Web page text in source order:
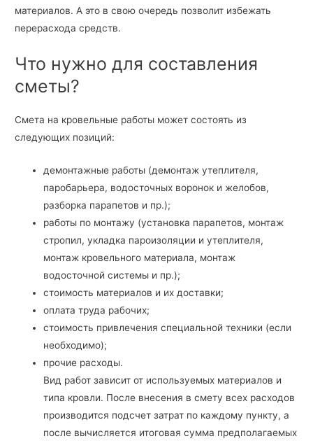
материалов. А это в свою очередь позволит избежать
перерасхода средств.
Что нужно для составления
сметы?
Смета на кровельные работы может состоять из
следующих позиций:
демонтажные работы (демонтаж утеплителя,
паробарьера, водосточных воронок и желобов,
разборка парапетов и пр.);
работы по монтажу (установка парапетов, монтаж
стропил, укладка пароизоляции и утеплителя,
монтаж кровельного материала, монтаж
водосточной системы и пр.);
стоимость материалов и их доставки;
оплата труда рабочих;
стоимость привлечения специальной техники (если
необходимо);
прочие расходы.
Вид работ зависит от используемых материалов и
типа кровли. После внесения в смету всех расходов
производится подсчет затрат по каждому пункту, а
после вычисляется итоговая сумма предполагаемых